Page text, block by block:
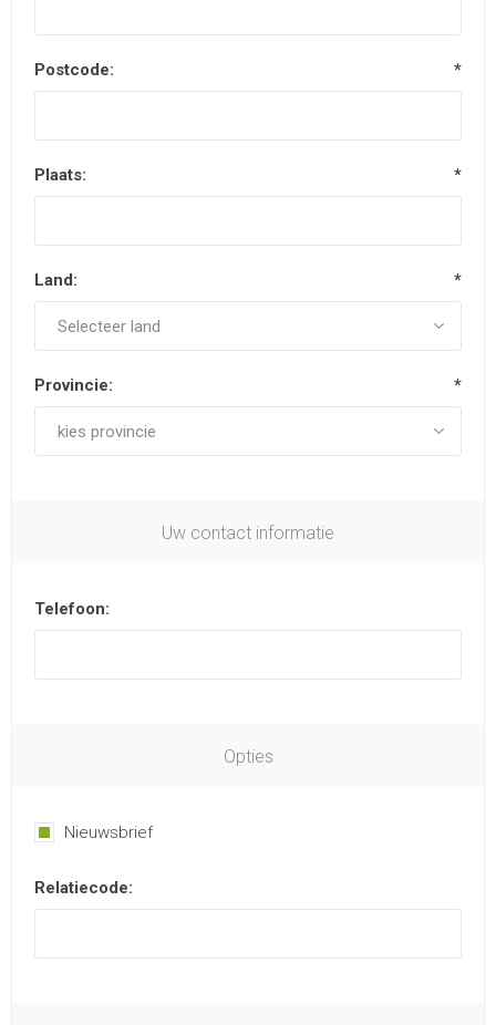
Postcode: *
Plaats: *
Land: *
Provincie: *
Uw contact informatie
Telefoon:
Opties
Nieuwsbrief
Relatiecode: